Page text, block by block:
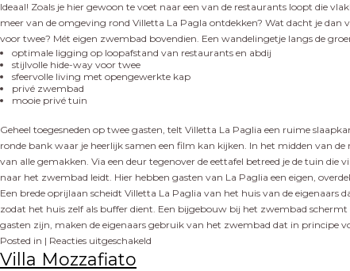
Ideaal! Zoals je hier gewoon te voet naar een van de restaurants loopt die
meer van de omgeving rond Villetta La Pagla ontdekken? Wat dacht je
voor twee? Mét eigen zwembad bovendien. Een wandelingetje langs de
optimale ligging op loopafstand van restaurants en abdij
stijlvolle hide-way voor twee
sfeervolle living met opengewerkte kap
privé zwembad
mooie privé tuin
Geheel toegesneden op twee gasten, telt Villetta La Paglia een ruime
ronde bank waar je heerlijk samen een film kan kijken. In het midden van
van alle gemakken. Via een deur tegenover de eettafel betreed je de tuin
naar het zwembad leidt. Hier hebben gasten van La Paglia een eigen,
Een brede oprijlaan scheidt Villetta La Paglia van het huis van de
zodat het huis zelf als buffer dient. Een bijgebouw bij het zwembad
gasten zijn, maken de eigenaars gebruik van het zwembad dat in principe
Posted in | Reacties uitgeschakeld
Villa Mozzafiato